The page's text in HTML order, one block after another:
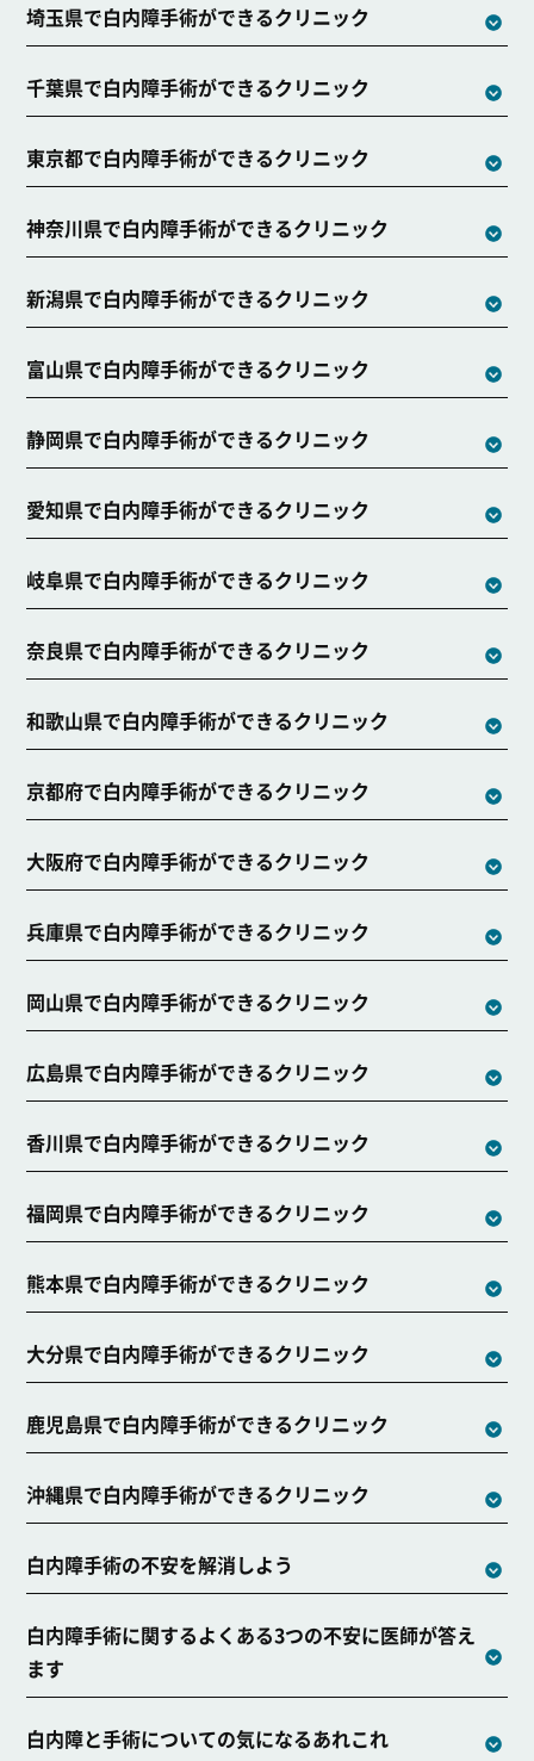
埼玉県で白内障手術ができるクリニック
千葉県で白内障手術ができるクリニック
東京都で白内障手術ができるクリニック
神奈川県で白内障手術ができるクリニック
新潟県で白内障手術ができるクリニック
富山県で白内障手術ができるクリニック
静岡県で白内障手術ができるクリニック
愛知県で白内障手術ができるクリニック
岐阜県で白内障手術ができるクリニック
奈良県で白内障手術ができるクリニック
和歌山県で白内障手術ができるクリニック
京都府で白内障手術ができるクリニック
大阪府で白内障手術ができるクリニック
兵庫県で白内障手術ができるクリニック
岡山県で白内障手術ができるクリニック
広島県で白内障手術ができるクリニック
香川県で白内障手術ができるクリニック
福岡県で白内障手術ができるクリニック
熊本県で白内障手術ができるクリニック
大分県で白内障手術ができるクリニック
鹿児島県で白内障手術ができるクリニック
沖縄県で白内障手術ができるクリニック
白内障手術の不安を解消しよう
白内障手術に関するよくある3つの不安に医師が答え
ます
白内障と手術についての気になるあれこれ